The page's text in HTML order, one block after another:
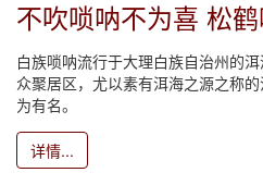
不吹唢呐不为喜 松
白族唢呐流行于大理白族自治州的
众聚居区，尤以素有洱海之源之称
为有名。
详情...